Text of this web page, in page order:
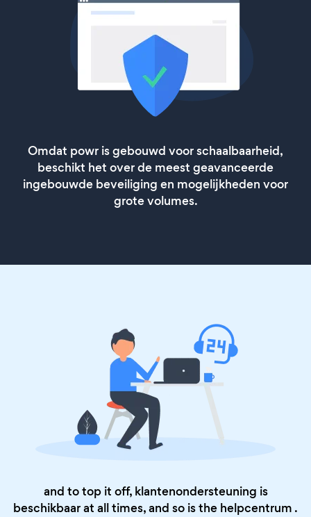
Omdat powr is gebouwd voor schaalbaarheid,
beschikt het over de meest geavanceerde
ingebouwde beveiliging en mogelijkheden voor
grote volumes.
and to top it off, klantenondersteuning is
beschikbaar at all times, and so is the helpcentrum .